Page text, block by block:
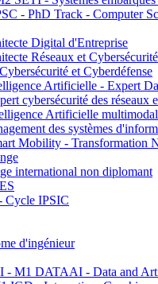
- PhD Track - Computer
Digital d'Entreprise
Réseaux et Cybersécurité
et Cyberdéfense
Artificielle - Expert
cybersécurité des réseaux
Artificielle
des systèmes
Mobility - Transformation
international non diplomant
Cycle IPSIC
d'ingénieur
M1 DATAAI - Data and